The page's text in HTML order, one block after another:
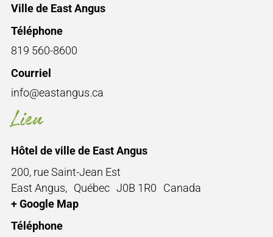
Lieu
Hôtel de ville de East Angus
200, rue Saint-Jean Est
East Angus, Québec J0B 1R0
Canada
+ Google Map
Téléphone
Ville de East Angus
Téléphone
819 560-8600
Courriel
info@eastangus.ca